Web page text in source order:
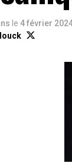
le 4 février